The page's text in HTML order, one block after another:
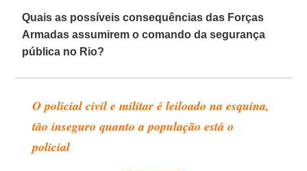
Quais as possíveis consequências das Forças
Armadas assumirem o comando da segurança
pública no Rio?
O policial civil e militar é leiloado na esquina,
tão inseguro quanto a população está o
policial